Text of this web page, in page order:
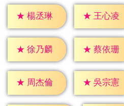
★ 楊丞琳 ★ 王心凌
★ 徐乃麟 ★ 蔡依珊
★ 周杰倫 ★ 吳宗憲